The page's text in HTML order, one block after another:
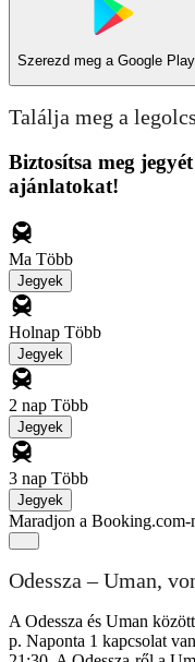
Szerezd meg a Google
Találja meg a
Biztosítsa meg
ajánlatokat!
Ma Több
Jegyek
Holnap Több
Jegyek
2 nap Több
Jegyek
3 nap Több
Jegyek
Maradjon a Booking.com-
Odessza – Uman,
A Odessza és Uman
p. Naponta 1 kapcsolat